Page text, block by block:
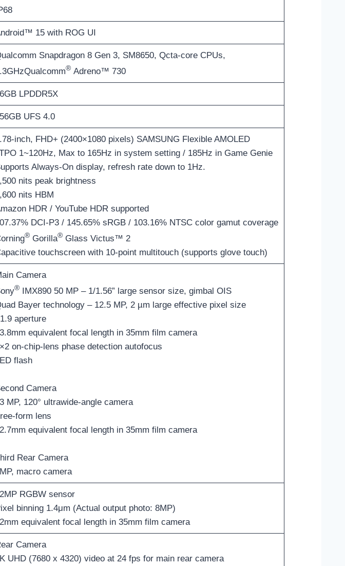
15 with ROG UI
Snapdragon 8 Gen 3, SM8650, Qcta-core CPUs,
®Adreno™ 730
LPDDR5X
UFS 4.0
inch, FHD+ (2400×1080 pixels) SAMSUNG Flexible AMOLED
1~120Hz, Max to 165Hz in system setting / 185Hz in Game Genie
Always-On display, refresh rate down to 1Hz.
nits peak brightness
nits HBM
HDR / YouTube HDR supported
DCI-P3 / 145.65% sRGB / 103.16% NTSC color gamut coverage
®Gorilla®Glass Victus™ 2
touchscreen with 10-point multitouch (supports glove touch)
Camera
®IMX890 50 MP – 1/1.56” large sensor size, gimbal OIS
Bayer technology – 12.5 MP, 2 µm large effective pixel size
aperture
equivalent focal length in 35mm film camera
on-chip-lens phase detection autofocus
flash
Camera
MP, 120° ultrawide-angle camera
form lens
equivalent focal length in 35mm film camera
Rear Camera
macro camera
RGBW sensor
binning 1.4μm (Actual output photo: 8MP)
equivalent focal length in 35mm film camera
Camera
UHD (7680 x 4320) video at 24 fps for main rear camera